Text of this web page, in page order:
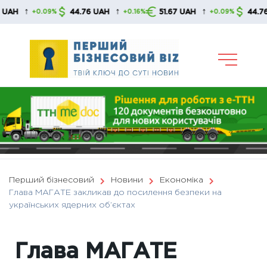
Skip
↑ +0.09% 44.76 UAH ↑ +0.16% 51.67 UAH ↑ +0.09% 44.76 UAH
Перший бізнесовий Новини
Економіка
Глава МАГАТЕ закликав до посилення безпеки на
українських ядерних об’єктах
Глава МАГАТЕ